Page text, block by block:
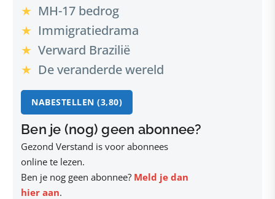
MH-17 bedrog
Immigratiedrama
Verward Brazilië
De veranderde wereld
NABESTELLEN (3,80)
Ben je (nog) geen abonnee?
Gezond Verstand is voor abonnees
online te lezen.
Ben je nog geen abonnee? Meld je dan
hier aan.